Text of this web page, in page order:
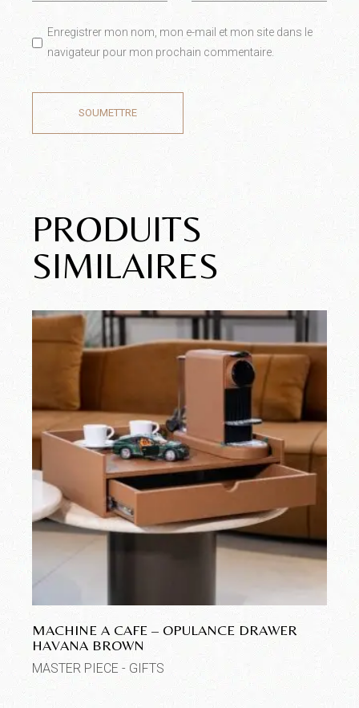
Enregistrer mon nom, mon e-mail et mon site dans le
navigateur pour mon prochain commentaire.
SOUMETTRE
PRODUITS
SIMILAIRES
MACHINE A CAFE – OPULANCE DRAWER
HAVANA BROWN
MASTER PIECE - GIFTS